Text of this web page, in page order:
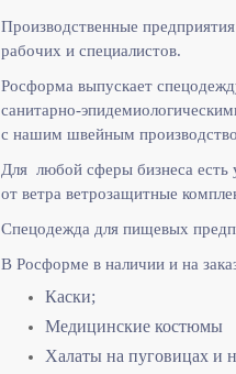
Производственные
рабочих и специалистов.
Росформа выпускает
санитарно-
с нашим швейным
Для любой сферы бизнеса
от ветра ветрозащитные
Спецодежда для пищевых
В Росформе в наличии и на
Каски;
Медицинские костюмы
Халаты на пуговицах и